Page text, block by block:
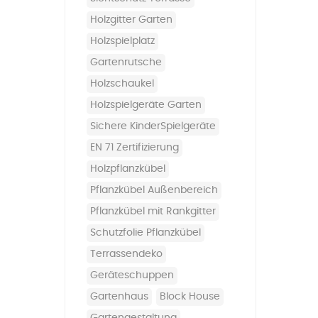
Holzgitter Garten
Holzspielplatz
Gartenrutsche
Holzschaukel
Holzspielgeräte Garten
sichere KinderSpielgeräte
EN 71 Zertifizierung
Holzpflanzkübel
Pflanzkübel Außenbereich
Pflanzkübel mit Rankgitter
Schutzfolie Pflanzkübel
Terrassendeko
Geräteschuppen
Gartenhaus Block House